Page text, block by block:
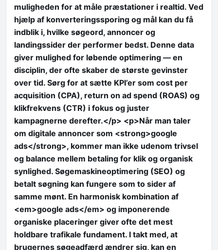
muligheden for at måle præstationer i realtid. Ved
hjælp af konverteringssporing og mål kan du få
indblik i, hvilke søgeord, annoncer og
landingssider der performer bedst. Denne data
giver mulighed for løbende optimering — en
disciplin, der ofte skaber de største gevinster
over tid. Sørg for at sætte KPI’er som cost per
acquisition (CPA), return on ad spend (ROAS) og
klikfrekvens (CTR) i fokus og juster
kampagnerne derefter.</p> <p>Når man taler
om digitale annoncer som <strong>google
ads</strong>, kommer man ikke udenom trivsel
og balance mellem betaling for klik og organisk
synlighed. Søgemaskineoptimering (SEO) og
betalt søgning kan fungere som to sider af
samme mønt. En harmonisk kombination af
<em>google ads</em> og imponerende
organiske placeringer giver ofte det mest
holdbare trafikale fundament. I takt med, at
brugernes søgeadfærd ændrer sig, kan en